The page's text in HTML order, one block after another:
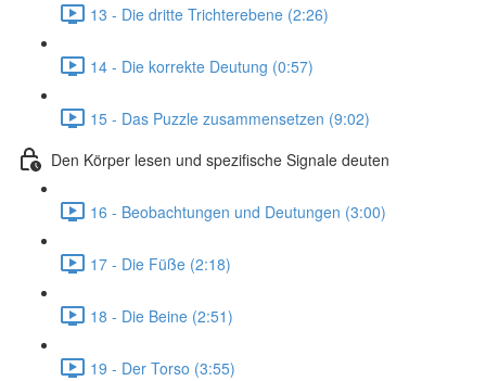
13 - Die dritte Trichterebene (2:26)
14 - Die korrekte Deutung (0:57)
15 - Das Puzzle zusammensetzen (9:02)
Den Körper lesen und spezifische Signale deuten
16 - Beobachtungen und Deutungen (3:00)
17 - Die Füße (2:18)
18 - Die Beine (2:51)
19 - Der Torso (3:55)